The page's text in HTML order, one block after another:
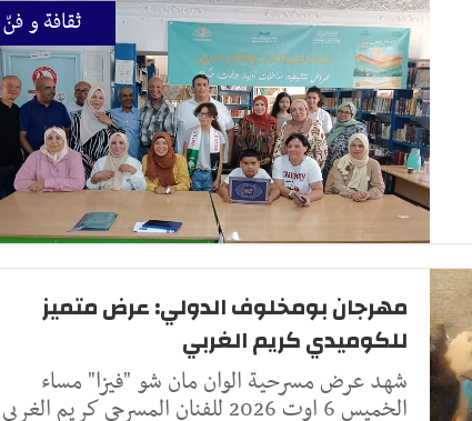
ثقافة و فنّ
مهرجان بومخلوف الدولي: عرض متميز
للكوميدي كريم الغربي
شهد عرض مسرحية الوان مان شو "فيزا" مساء
الخميس 6 اوت 2026 للفنان المسرحي كريم الغربي